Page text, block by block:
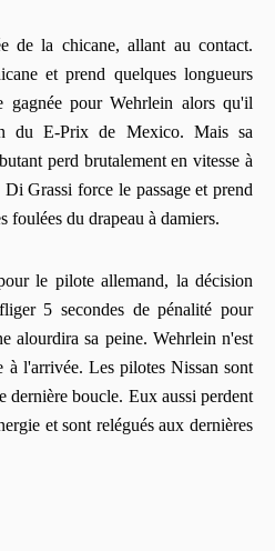
de la chicane, allant au contact.
et prend quelques longueurs
gagnée pour Wehrlein alors qu'il
du E-Prix de Mexico. Mais sa
perd brutalement en vitesse à
Grassi force le passage et prend
foulées du drapeau à damiers.
le pilote allemand, la décision
5 secondes de pénalité pour
alourdira sa peine. Wehrlein n'est
à l'arrivée. Les pilotes Nissan sont
dernière boucle. Eux aussi perdent
et sont relégués aux dernières